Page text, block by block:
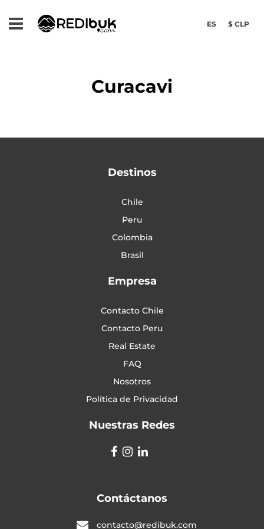
ES $ CLP
Curacavi
Destinos
Chile
Peru
Colombia
Brasil
Empresa
Contacto Chile
Contacto Peru
Real Estate
FAQ
Nosotros
Política de Privacidad
Nuestras Redes
Contáctanos
contacto@redibuk.com